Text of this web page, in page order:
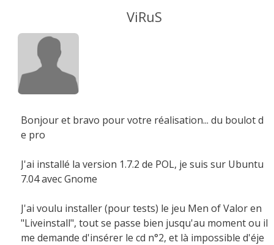
ViRuS
Bonjour et bravo pour votre réalisation... du boulot d
e pro
J'ai installé la version 1.7.2 de POL, je suis sur Ubuntu
7.04 avec Gnome
J'ai voulu installer (pour tests) le jeu Men of Valor en
"Liveinstall", tout se passe bien jusqu'au moment ou il
me demande d'insérer le cd n°2, et là impossible d'éje